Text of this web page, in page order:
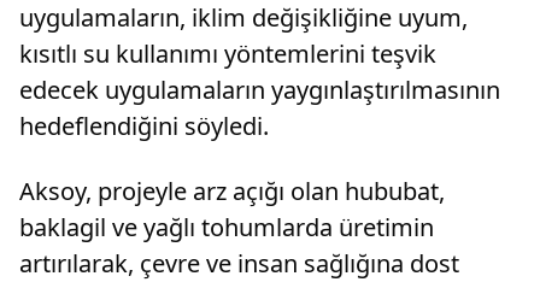
uygulamaların, iklim değişikliğine uyum,
kısıtlı su kullanımı yöntemlerini teşvik
edecek uygulamaların yaygınlaştırılmasının
hedeflendiğini söyledi.
Aksoy, projeyle arz açığı olan hububat,
baklagil ve yağlı tohumlarda üretimin
artırılarak, çevre ve insan sağlığına dost